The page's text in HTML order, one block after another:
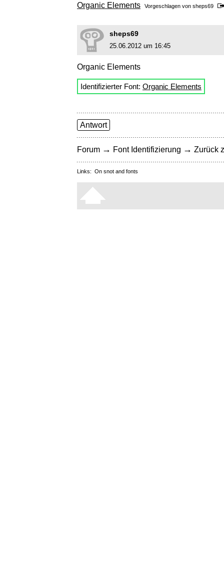
Organic Elements Vorgeschlagen von sheps69
sheps69
25.06.2012 um 16:45
Organic Elements
Identifizierter Font: Organic Elements
Antwort
Forum → Font Identifizierung → Zurück
Links: On snot and fonts